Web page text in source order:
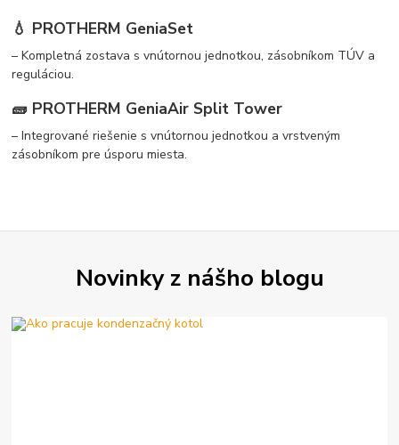
💧 PROTHERM GeniaSet
– Kompletná zostava s vnútornou jednotkou, zásobníkom TÚV a
reguláciou.
🧱 PROTHERM GeniaAir Split Tower
– Integrované riešenie s vnútornou jednotkou a vrstveným
zásobníkom pre úsporu miesta.
Novinky z nášho blogu